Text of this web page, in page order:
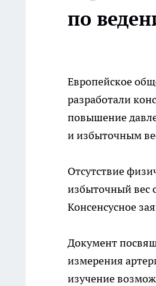
по
Европейское
разработали
повышение
и избыточным
Отсутствие
избыточный вес
Консенсусное
Документ
измерения
изучение